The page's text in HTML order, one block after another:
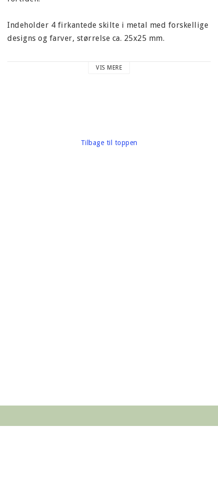
Indeholder 4 firkantede skilte i metal med forskellige
designs og farver, størrelse ca. 25x25 mm.
Vægt på emballage ca. 10 gram
VIS MERE
Tilbage til toppen